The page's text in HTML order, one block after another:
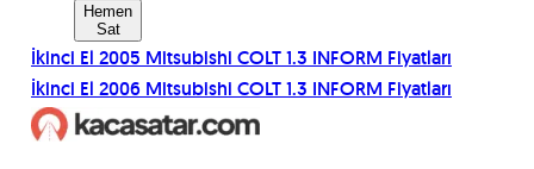
Hemen
Sat
İkinci El 2005 Mitsubishi COLT 1.3 INFORM Fiyatları
İkinci El 2006 Mitsubishi COLT 1.3 INFORM Fiyatları